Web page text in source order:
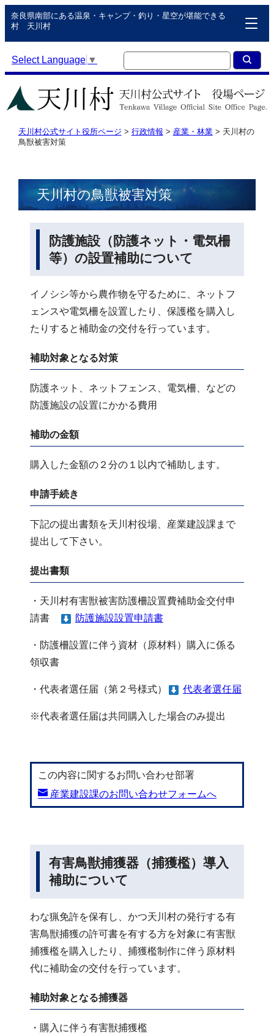
奈良県南部にある温泉・キャンプ・釣り・星空が堪能できる
村 天川村
Select Language ▼
天川村公式サイト役所ページ > 行政情報 > 産業・林業> 天川村の
鳥獣被害対策
天川村の鳥獣被害対策
防護施設（防護ネット・電気柵
等）の設置補助について
イノシシ等から農作物を守るために、ネットフ
ェンスや電気柵を設置したり、保護檻を購入し
たりすると補助金の交付を行っています。
補助対象となる対策
防護ネット、ネットフェンス、電気柵、などの
防護施設の設置にかかる費用
補助の金額
購入した金額の２分の１以内で補助します。
申請手続き
下記の提出書類を天川村役場、産業建設課まで
提出して下さい。
提出書類
・天川村有害獣被害防護柵設置費補助金交付申
請書
防護施設設置申請書
・防護柵設置に伴う資材（原材料）購入に係る
領収書
・代表者選任届（第２号様式） 代表者選任届
※代表者選任届は共同購入した場合のみ提出
この内容に関するお問い合わせ部署
産業建設課のお問い合わせフォームへ
有害鳥獣捕獲器（捕獲檻）導入
補助について
わな猟免許を保有し、かつ天川村の発行する有
害鳥獣捕獲の許可書を有する方を対象に有害獣
捕獲檻を購入したり、捕獲檻制作に伴う原材料
代に補助金の交付を行っています。
補助対象となる捕獲器
・購入に伴う有害獣捕獲檻